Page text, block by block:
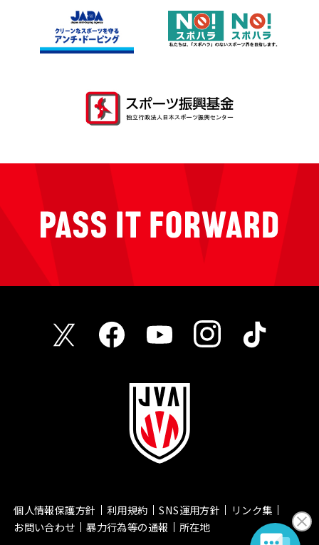
個人情報保護方針 利用規約 SNS運用方針
リンク集
お問い合わせ
暴力行為等の通報 所在地